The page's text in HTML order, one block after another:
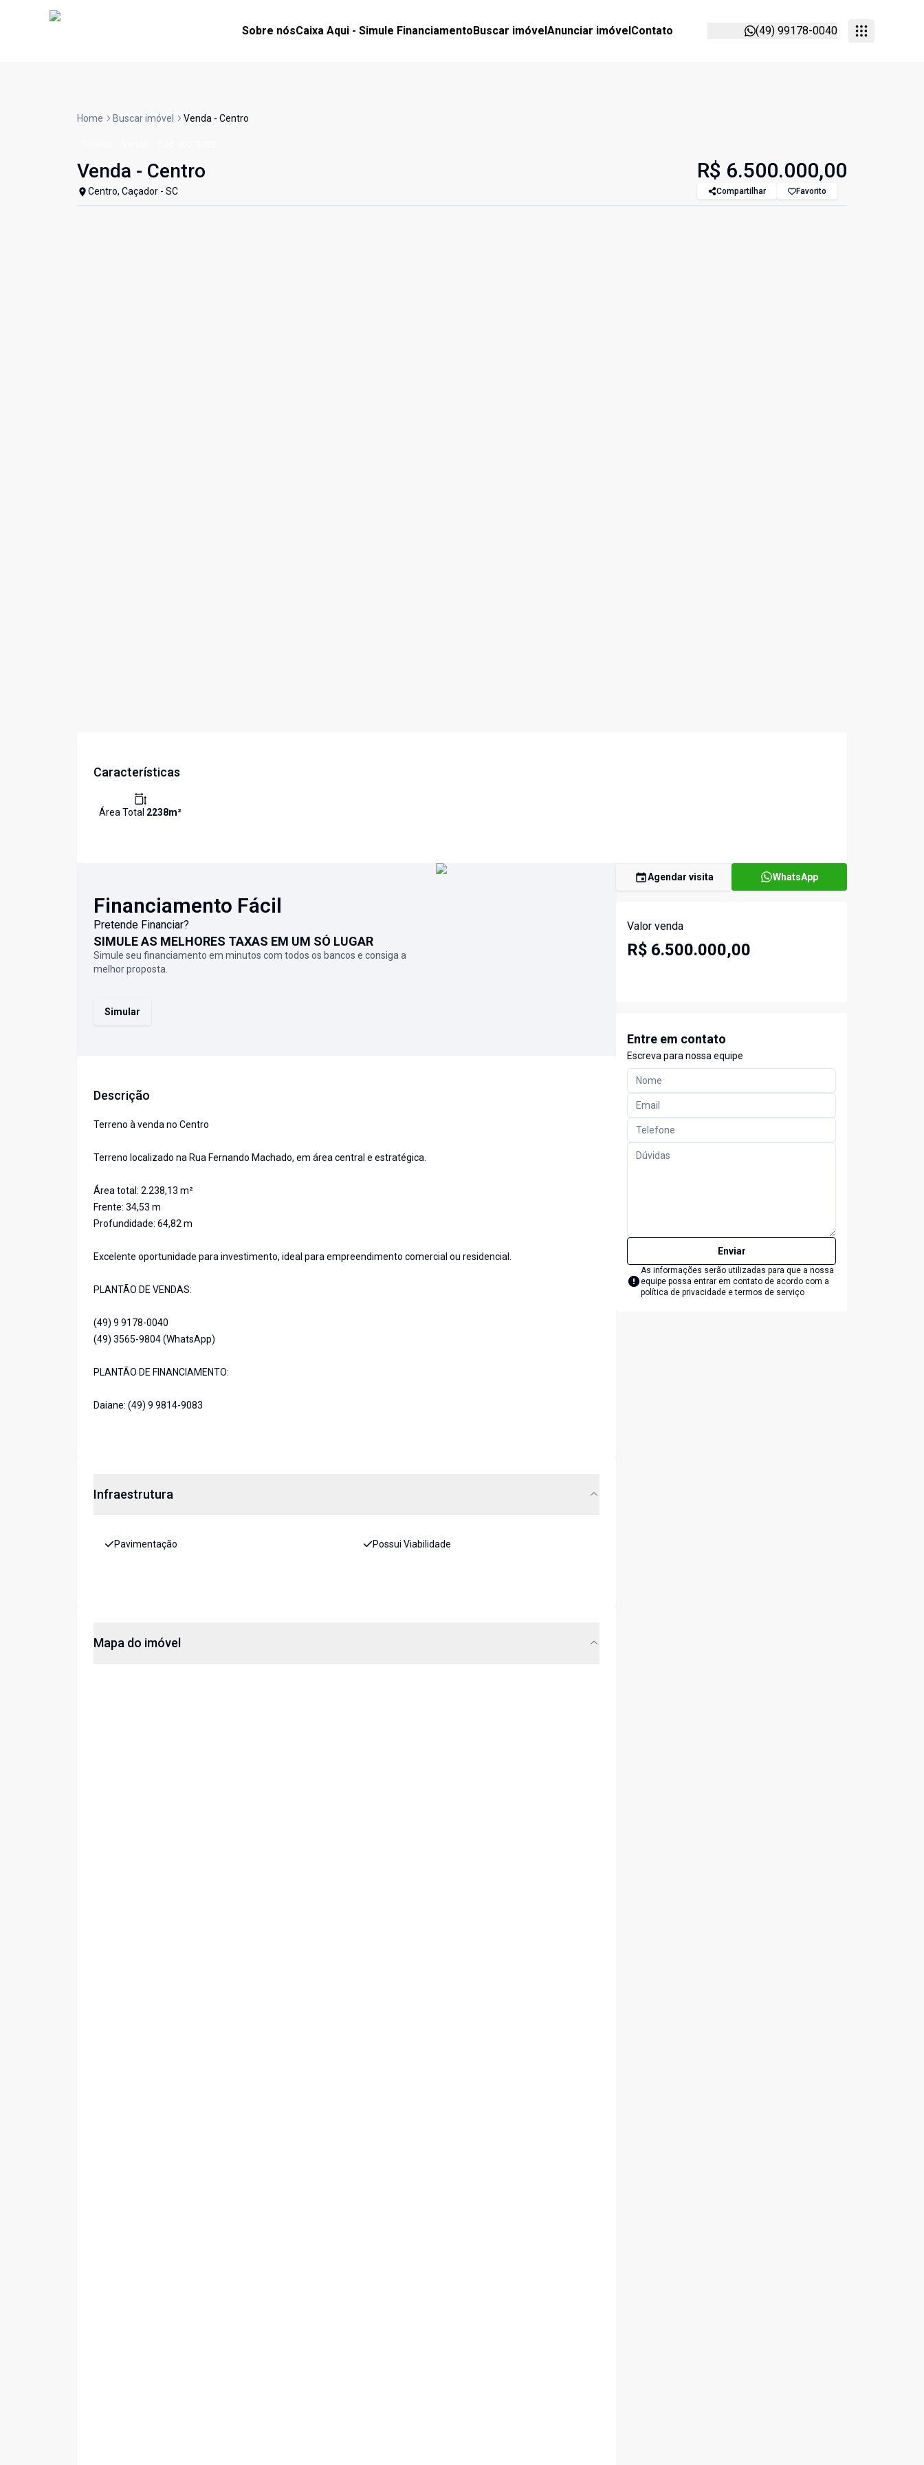
Sobre nósCaixa Aqui - Simule FinanciamentoBuscar imóvelAnunciar imóvelContato (49) 99178-0040
Home Buscar imóvel Venda - Centro
Venda - Centro
Centro, Caçador - SC
R$ 6.500.000,00
Compartilhar Favorito
Características
Área Total 2238m²
Financiamento Fácil
Pretende Financiar?
SIMULE AS MELHORES TAXAS EM UM SÓ LUGAR
Simule seu financiamento em minutos com todos os bancos e consiga a
melhor proposta.
Simular
Descrição
Terreno à venda no Centro
Terreno localizado na Rua Fernando Machado, em área central e estratégica.
Área total: 2.238,13 m²
Frente: 34,53 m
Profundidade: 64,82 m
Excelente oportunidade para investimento, ideal para empreendimento comercial ou residencial.
PLANTÃO DE VENDAS:
(49) 9 9178-0040
(49) 3565-9804 (WhatsApp)
PLANTÃO DE FINANCIAMENTO:
Daiane: (49) 9 9814-9083
Infraestrutura
Pavimentação Possui Viabilidade
Mapa do imóvel
Agendar visita WhatsApp
Valor venda
R$ 6.500.000,00
Entre em contato
Escreva para nossa equipe
Enviar
As informações serão utilizadas para que a nossa
equipe possa entrar em contato de acordo com a
política de privacidade e termos de serviço